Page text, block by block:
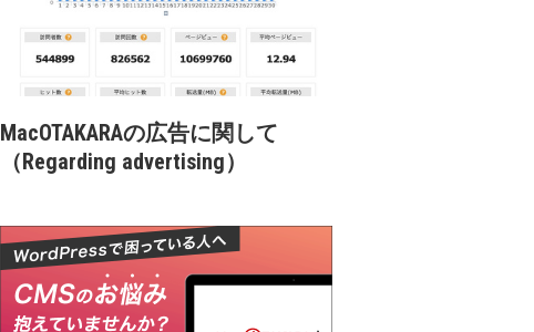
MacOTAKARAの広告に関して
（Regarding advertising）